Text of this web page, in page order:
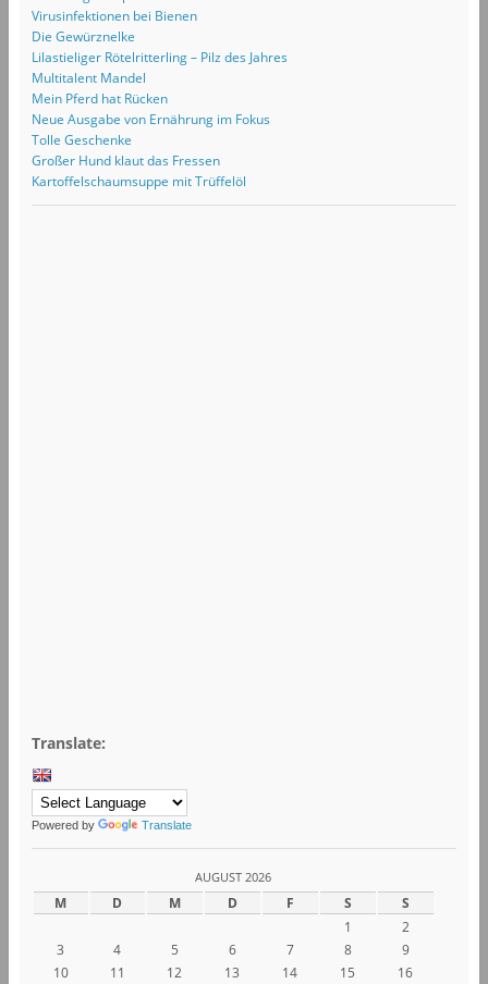
Virusinfektionen bei Bienen
Die Gewürznelke
Lilastieliger Rötelritterling – Pilz des Jahres
Multitalent Mandel
Mein Pferd hat Rücken
Neue Ausgabe von Ernährung im Fokus
Tolle Geschenke
Großer Hund klaut das Fressen
Kartoffelschaumsuppe mit Trüffelöl
Translate:
Powered by Translate
AUGUST 2026
M D M D F S S
1
2
3
4 5 6 7 8
9
10
11 12 13 14 15
16